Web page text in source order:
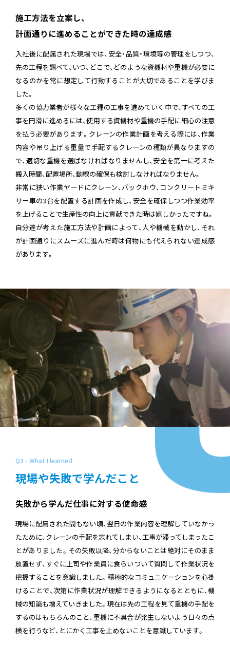
施工方法を立案し、
計画通りに進めることができた時の達成感
入社後に配属された現場では、安全・品質・環境等の管理をしつつ、
先の工程を調べて、いつ、どこで、どのような資機材や重機が必要に
なるのかを常に想定して行動することが大切であることを学びま
した。
多くの協力業者が様々な工種の工事を進めていく中で、すべての工
事を円滑に進めるには、使用する資機材や重機の手配に細心の注意
を払う必要があります。クレーンの作業計画を考える際には、作業
内容や吊り上げる重量で手配するクレーンの種類が異なりますの
で、適切な重機を選ばなければなりませんし、安全を第一に考えた
搬入時間、配置場所、動線の確保も検討しなければなりません。
非常に狭い作業ヤードにクレーン、バックホウ、コンクリートミキ
サー車の3台を配置する計画を作成し、安全を確保しつつ作業効率
を上げることで生産性の向上に貢献できた時は嬉しかったですね。
自分達が考えた施工方法や計画によって、人や機械を動かし、それ
が計画通りにスムーズに進んだ時は何物にも代えられない達成感
があります。
Q3 - What I learned
現場や失敗で学んだこと
失敗から学んだ仕事に対する使命感
現場に配属された間もない頃、翌日の作業内容を理解していなかっ
たために、クレーンの手配を忘れてしまい、工事が滞ってしまったこ
とがありました。その失敗以降、分からないことは絶対にそのまま
放置せず、すぐに上司や作業員に食らいついて質問して作業状況を
把握することを意識しました。積極的なコミュニケーションを心掛
けることで、次第に作業状況が理解できるようになるとともに、機
械の知識も増えていきました。現在は先の工程を見て重機の手配を
するのはもちろんのこと、重機に不具合が発生しないよう日々の点
検を行うなど、とにかく工事を止めないことを意識しています。